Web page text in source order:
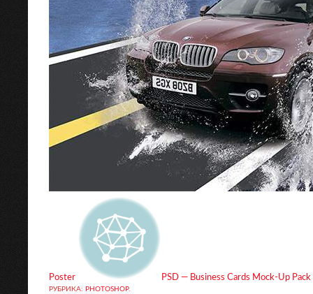
Poster PSD — Business Cards Mock-Up Pack
РУБРИКА: PHOTOSHOP.